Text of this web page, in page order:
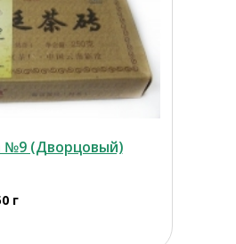
№9 (Дворцовый)
г